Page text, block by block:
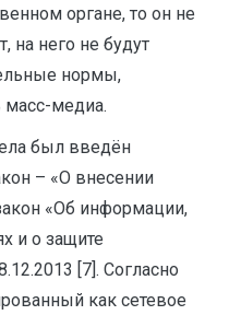
органе, то он не
на него не будут
нормы,
масс-медиа.
был введён
– «О внесении
«Об информации,
и о защите
[7]. Согласно
как сетевое